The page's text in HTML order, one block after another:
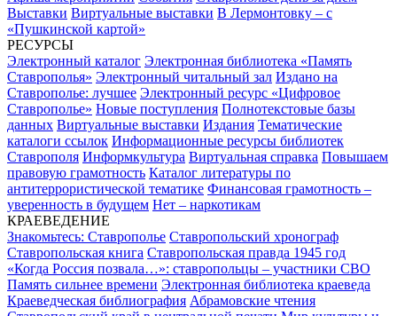
Выставки Виртуальные выставки В Лермонтовку – с
«Пушкинской картой»
РЕСУРСЫ
Электронный каталог Электронная библиотека «Память
Ставрополья» Электронный читальный зал Издано на
Ставрополье: лучшее Электронный ресурс «Цифровое
Ставрополье» Новые поступления Полнотекстовые базы
данных Виртуальные выставки Издания Тематические
каталоги ссылок Информационные ресурсы библиотек
Ставрополя Информкультура Виртуальная справка Повышаем
правовую грамотность Каталог литературы по
антитеррористической тематике Финансовая грамотность –
уверенность в будущем Нет – наркотикам
КРАЕВЕДЕНИЕ
Знакомьтесь: Ставрополье Ставропольский хронограф
Ставропольская книга Ставропольская правда 1945 год
«Когда Россия позвала…»: ставропольцы – участники СВО
Память сильнее времени Электронная библиотека краеведа
Краеведческая библиография Абрамовские чтения